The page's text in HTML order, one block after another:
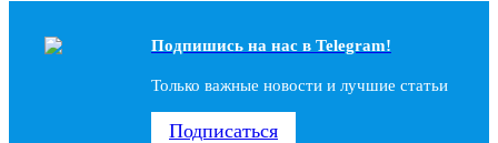
Подпишись на наc в Telegram!
Только важные новости и лучшие статьи
Подписаться